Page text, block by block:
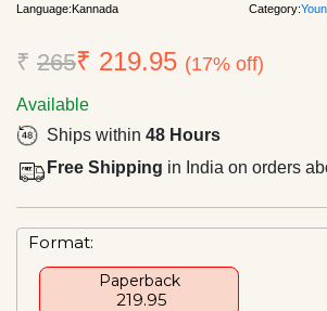
Language:Kannada Category:
₹ 265₹ 219.95 (17% off)
Available
Ships within 48 Hours
Free Shipping in India on orders
Format:
Paperback
₹ 219.95